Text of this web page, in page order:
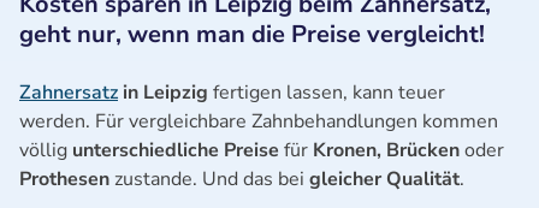
geht nur, wenn man die Preise vergleicht!
Zahnersatz in Leipzig fertigen lassen, kann teuer
werden. Für vergleichbare Zahnbehandlungen kommen
völlig unterschiedliche Preise für Kronen, Brückenoder
Prothesen zustande. Und das bei gleicher Qualität.